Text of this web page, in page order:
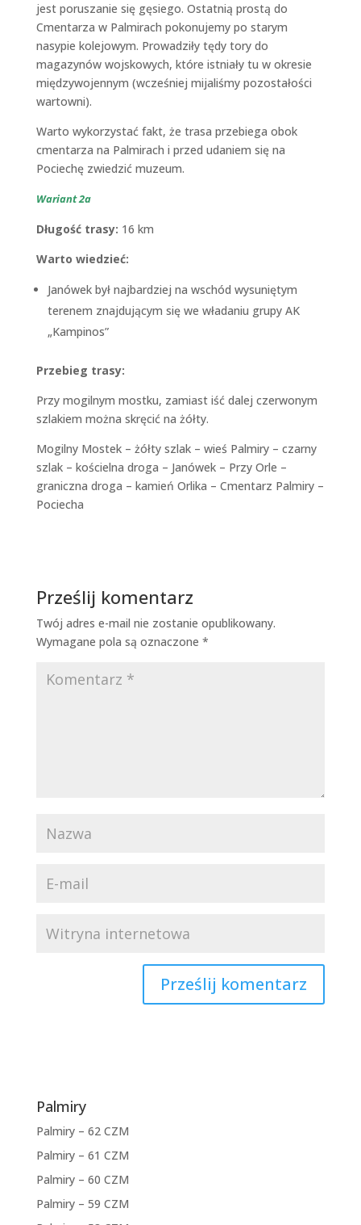
jest poruszanie się gęsiego. Ostatnią prostą do
Cmentarza w Palmirach pokonujemy po starym
nasypie kolejowym. Prowadziły tędy tory do
magazynów wojskowych, które istniały tu w okresie
międzywojennym (wcześniej mijaliśmy pozostałości
wartowni).
Warto wykorzystać fakt, że trasa przebiega obok
cmentarza na Palmirach i przed udaniem się na
Pociechę zwiedzić muzeum.
Wariant 2a
Długość trasy: 16 km
Warto wiedzieć:
Janówek był najbardziej na wschód wysuniętym
terenem znajdującym się we władaniu grupy AK
„Kampinos”
Przebieg trasy:
Przy mogilnym mostku, zamiast iść dalej czerwonym
szlakiem można skręcić na żółty.
Mogilny Mostek – żółty szlak – wieś Palmiry – czarny
szlak – kościelna droga – Janówek – Przy Orle –
graniczna droga – kamień Orlika – Cmentarz Palmiry –
Pociecha
Prześlij komentarz
Twój adres e-mail nie zostanie opublikowany.
Wymagane pola są oznaczone *
Palmiry
Palmiry – 62 CZM
Palmiry – 61 CZM
Palmiry – 60 CZM
Palmiry – 59 CZM